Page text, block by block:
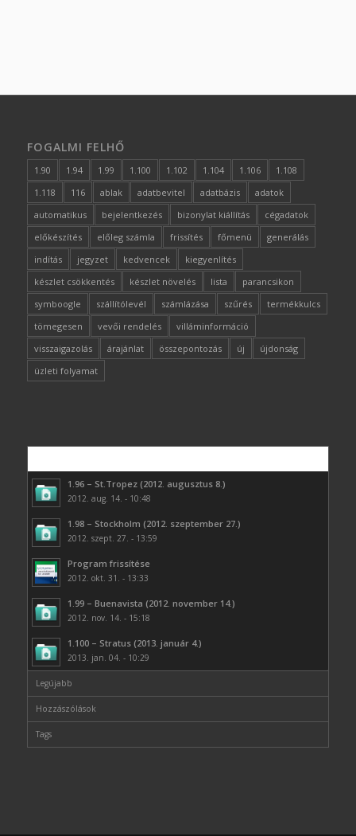
FOGALMI FELHŐ
1.90 1.94 1.99 1.100 1.102 1.104 1.106
1.108
1.118
116 ablak adatbevitel adatbázis
adatok
automatikus
bejelentkezés bizonylat kiállítás
cégadatok
előkészítés
előleg számla frissítés főmenü
generálás
indítás
jegyzet kedvencek
kiegyenlítés
készlet csökkentés
készlet növelés lista
parancsikon
symboogle
szállítólevél számlázása szűrés
termékkulcs
tömegesen
vevői rendelés
villáminformáció
visszaigazolás
árajánlat összepontozás új
újdonság
üzleti folyamat
1.96 – St.Tropez (2012. augusztus 8.)
2012. aug. 14. - 10:48
1.98 – Stockholm (2012. szeptember 27.)
2012. szept. 27. - 13:59
Program frissítése
2012. okt. 31. - 13:33
1.99 – Buenavista (2012. november 14.)
2012. nov. 14. - 15:18
1.100 – Stratus (2013. január 4.)
2013. jan. 04. - 10:29
Legújabb
Hozzászólások
Tags